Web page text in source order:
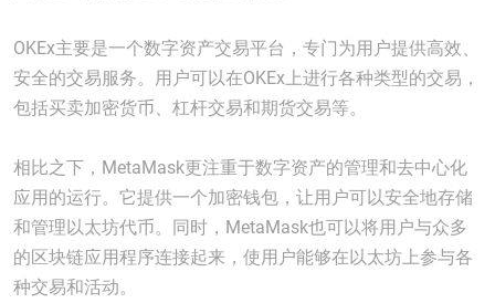
OKEx主要是一个数字资产交易平台，专门为用户提供高效、
安全的交易服务。用户可以在OKEx上进行各种类型的交易，
包括买卖加密货币、杠杆交易和期货交易等。
相比之下，MetaMask更注重于数字资产的管理和去中心化
应用的运行。它提供一个加密钱包，让用户可以安全地存储
和管理以太坊代币。同时，MetaMask也可以将用户与众多
的区块链应用程序连接起来，使用户能够在以太坊上参与各
种交易和活动。